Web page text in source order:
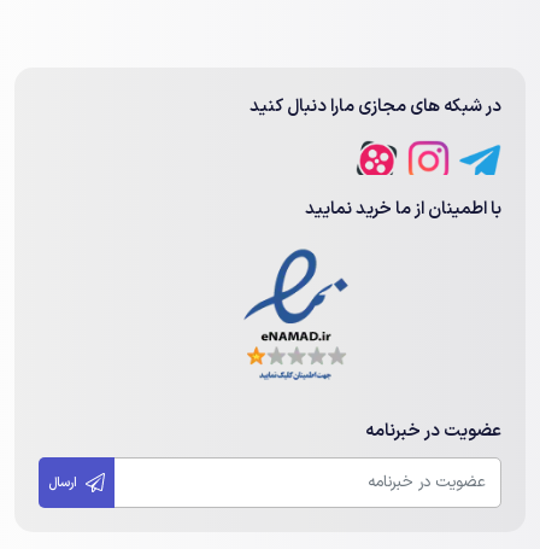
در شبکه های مجازی مارا دنبال کنید
با اطمینان از ما خرید نمایید
عضویت در خبرنامه